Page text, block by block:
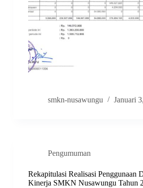
smkn-nusawungu Januari
Pengumuman
Rekapitulasi Realisasi Penggunaan
Kinerja SMKN Nusawungu Tahun